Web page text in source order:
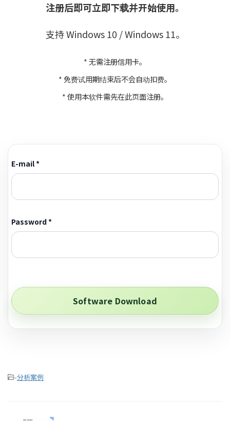
注册后即可立即下载并开始使用。
支持 Windows 10 / Windows 11。
* 无需注册信用卡。
* 免费试用期结束后不会自动扣费。
* 使用本软件需先在此页面注册。
E-mail *
Password *
-分析案例